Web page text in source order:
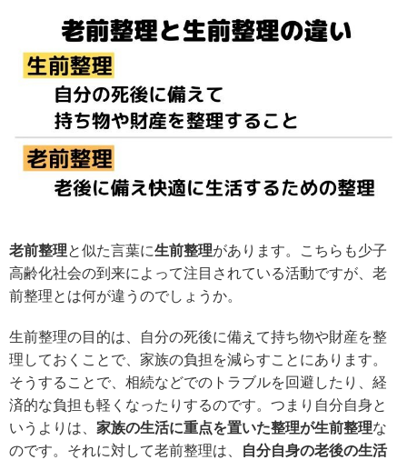
老前整理と似た言葉に生前整理があります。こちらも少子
高齢化社会の到来によって注目されている活動ですが、老
前整理とは何が違うのでしょうか。
生前整理の目的は、自分の死後に備えて持ち物や財産を整
理しておくことで、家族の負担を減らすことにあります。
そうすることで、相続などでのトラブルを回避したり、経
済的な負担も軽くなったりするのです。つまり自分自身と
いうよりは、 家族の生活に重点を置いた整理が生前整理な
のです。それに対して老前整理は、
自分自身の老後の生活